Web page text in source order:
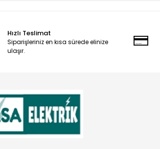
Hızlı Teslimat
Siparişleriniz en kısa sürede elinize
ulaşır.